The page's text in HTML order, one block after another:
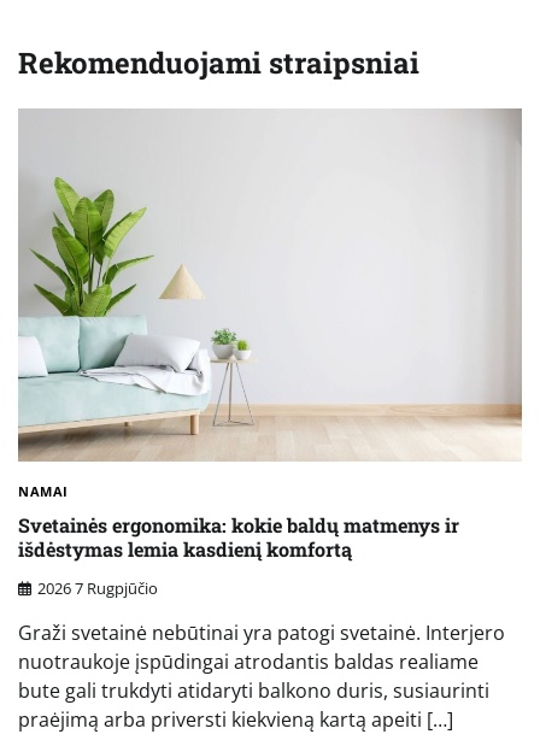
Rekomenduojami straipsniai
NAMAI
Svetainės ergonomika: kokie baldų matmenys ir
išdėstymas lemia kasdienį komfortą
2026 7 Rugpjūčio
Graži svetainė nebūtinai yra patogi svetainė. Interjero
nuotraukoje įspūdingai atrodantis baldas realiame
bute gali trukdyti atidaryti balkono duris, susiaurinti
praėjimą arba priversti kiekvieną kartą apeiti […]